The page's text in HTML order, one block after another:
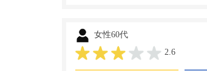
女性60代
2.6